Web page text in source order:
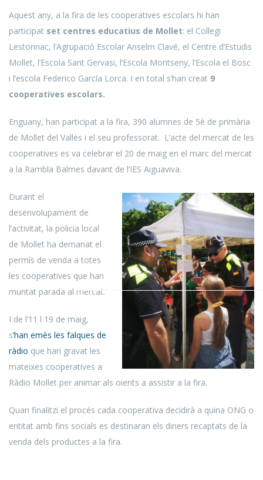
Aquest any, a la fira de les cooperatives escolars hi han
participat set centres educatius de Mollet: el Col·legi
Lestonnac, l’Agrupació Escolar Anselm Clavé, el Centre d’Estudis
Mollet, l’Escola Sant Gervasi, l’Escola Montseny, l’Escola el Bosc
i l’escola Federico García Lorca. I en total s’han creat 9
cooperatives escolars.
Enguany, han participat a la fira, 390 alumnes de 5è de primària
de Mollet del Vallès i el seu professorat. L’acte del mercat de les
cooperatives es va celebrar el 20 de maig en el marc del mercat
a la Rambla Balmes davant de l’IES Aiguaviva.
Durant el
desenvolupament de
l’activitat, la policia local
de Mollet ha demanat el
permís de venda a totes
les cooperatives que han
muntat parada al mercat.
I de l’11 l 19 de maig,
s’han emès les falques de
ràdio que han gravat les
mateixes cooperatives a
Ràdio Mollet per animar als oients a assistir a la fira.
Quan finalitzi el procés cada cooperativa decidirà a quina ONG o
entitat amb fins socials es destinaran els diners recaptats de la
venda dels productes a la fira.